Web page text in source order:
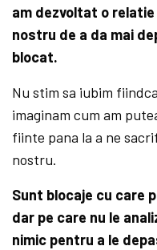
am dezvoltat o
nostru de a da mai
blocat.
Nu stim sa iubim
imaginam cum am
fiinte pana la a ne
nostru.
Sunt blocaje cu care
dar pe care nu le
nimic pentru a le